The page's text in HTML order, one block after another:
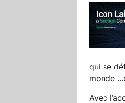
qui se
monde ...
Avec